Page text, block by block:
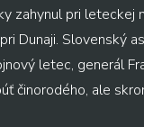
zahynul pri leteckej
Dunaji. Slovenský
letec, generál
činorodého, ale